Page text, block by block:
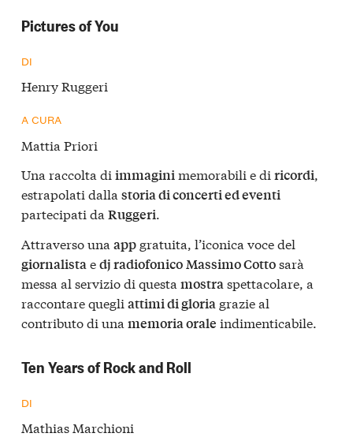
Pictures of You
DI
Henry Ruggeri
A CURA
Mattia Priori
Una raccolta di immaginimemorabili e di ricordi,
estrapolati dalla storia di concerti ed eventi
partecipati da Ruggeri.
Attraverso una app gratuita, l’iconica voce del
giornalistaedj radiofonicoMassimo Cottosarà
messa al servizio di questa mostraspettacolare, a
raccontare quegli attimi di gloria grazie al
contributo di una memoria orale indimenticabile.
Ten Years of Rock and Roll
DI
Mathias Marchioni